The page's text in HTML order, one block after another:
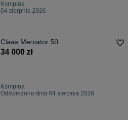
Kompina
04 sierpnia 2026
Claas Mercator 50
34 000 zł
Kompina
Odświeżono dnia 04 sierpnia 2026